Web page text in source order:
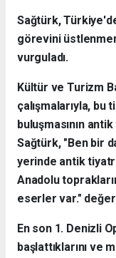
Sağtürk,
görevini
vurguladı.
Kültür ve Turizm
çalışmalarıyla,
buluşmasının
Sağtürk, "Ben bir
yerinde antik
Anadolu
eserler var."
En son 1. Denizli
başlattıklarını ve